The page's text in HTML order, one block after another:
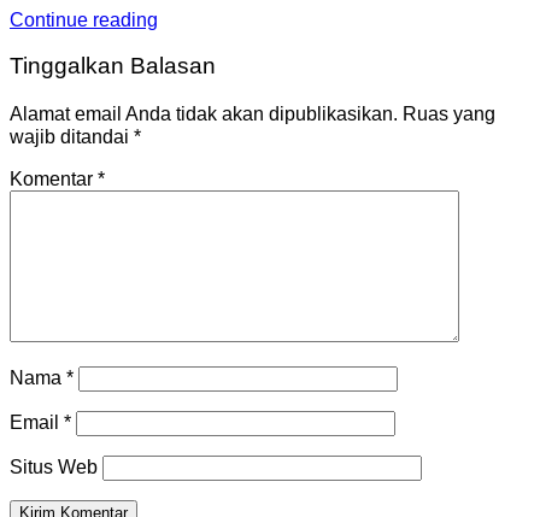
Continue reading
Tinggalkan Balasan
Alamat email Anda tidak akan dipublikasikan. Ruas yang
wajib ditandai *
Komentar *
Nama *
Email *
Situs Web